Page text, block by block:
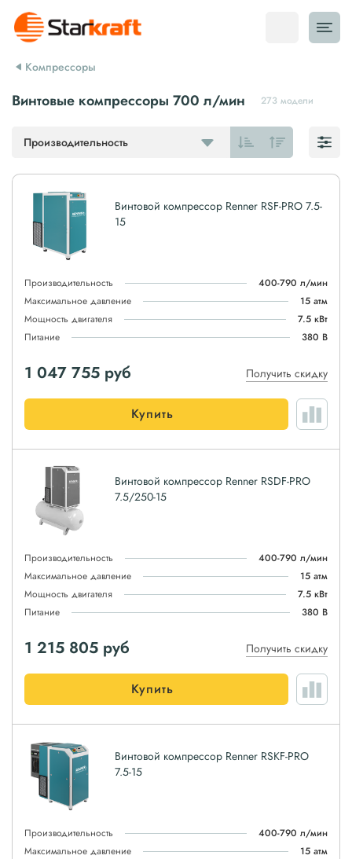
Компрессоры
Винтовые компрессоры 700 л/мин 273 модели
Производительность
Винтовой компрессор Renner RSF-PRO 7.5-
15
Производительность
400-790 л/мин
Максимальное давление
15 атм
Мощность двигателя
7.5 кВт
Питание
380 В
1 047 755 руб Получить скидку
Купить
Винтовой компрессор Renner RSDF-PRO
7.5/250-15
Производительность
400-790 л/мин
Максимальное давление
15 атм
Мощность двигателя
7.5 кВт
Питание
380 В
1 215 805 руб Получить скидку
Купить
Винтовой компрессор Renner RSKF-PRO
7.5-15
Производительность
400-790 л/мин
Максимальное давление
15 атм